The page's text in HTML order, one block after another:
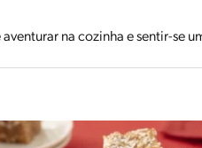
na cozinha e sentir-se